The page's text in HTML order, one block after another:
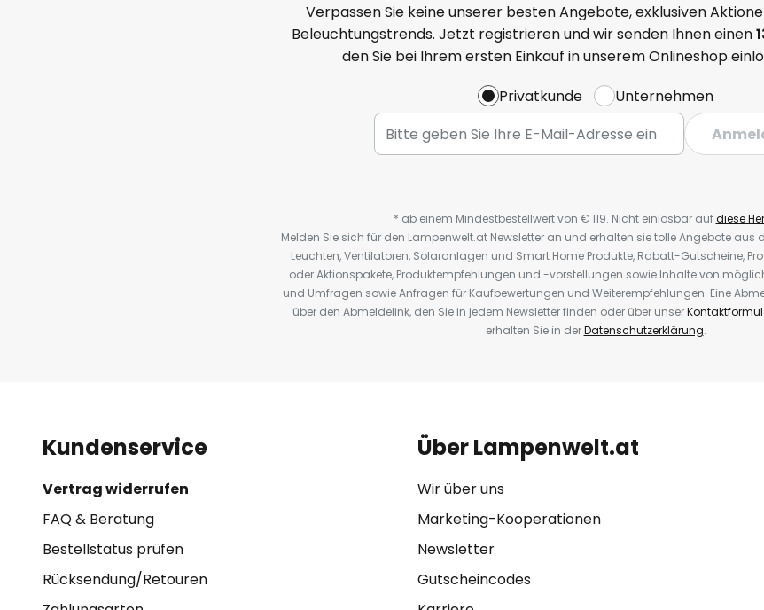
Verpassen Sie keine unserer besten Angebote, exklusiven
Beleuchtungstrends. Jetzt registrieren und wir senden Ihnen einen
den Sie bei Ihrem ersten Einkauf in unserem Onlineshop
Privatkunde
Unternehmen
* ab einem Mindestbestellwert von € 119. Nicht einlösbar aufdiese
Melden Sie sich für den Lampenwelt.at Newsletter an und erhalten sie tolle Angebote aus
Leuchten, Ventilatoren, Solaranlagen und Smart Home Produkte, Rabatt-Gutscheine,
oder Aktionspakete, Produktempfehlungen und -vorstellungen sowie Inhalte von
und Umfragen sowie Anfragen für Kaufbewertungen und Weiterempfehlungen. Eine
über den Abmeldelink, den Sie in jedem Newsletter finden oder über unser
erhalten Sie in derDatenschutzerklärung.
Kundenservice
Vertrag widerrufen
FAQ & Beratung
Bestellstatus prüfen
Rücksendung/Retouren
Über Lampenwelt.at
Wir über uns
Marketing-Kooperationen
Newsletter
Gutscheincodes